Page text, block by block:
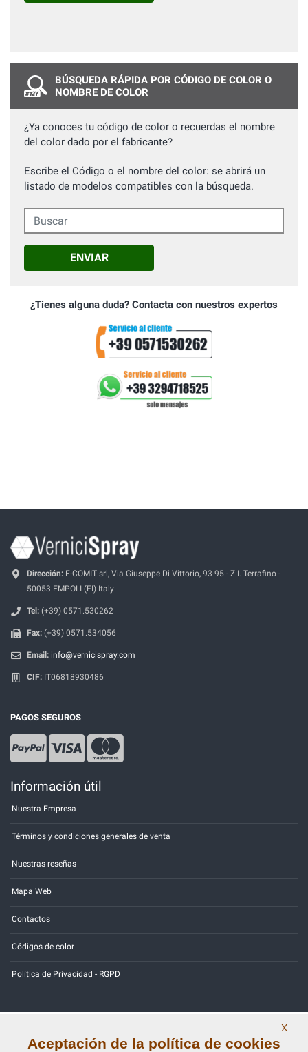
BÚSQUEDA RÁPIDA POR CÓDIGO DE COLOR O
NOMBRE DE COLOR
¿Ya conoces tu código de color o recuerdas el nombre
del color dado por el fabricante?
Escribe el Código o el nombre del color: se abrirá un
listado de modelos compatibles con la búsqueda.
Buscar
ENVIAR
¿Tienes alguna duda? Contacta con nuestros expertos
Dirección: E-COMIT srl, Via Giuseppe Di Vittorio, 93-95 - Z.I. Terrafino -
50053 EMPOLI (FI) Italy
Tel: (+39) 0571.530262
Fax: (+39) 0571.534056
Email: info@vernicispray.com
CIF: IT06818930486
PAGOS SEGUROS
Información útil
Nuestra Empresa
Términos y condiciones generales de venta
Nuestras reseñas
Mapa Web
Contactos
Códigos de color
Política de Privacidad - RGPD
Copyright © 2014 - 2026. All Rights Reserved.
X
Aceptación de la política de cookies